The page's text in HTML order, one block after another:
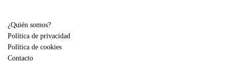
¿Quién somos?
Política de privacidad
Política de cookies
Contacto